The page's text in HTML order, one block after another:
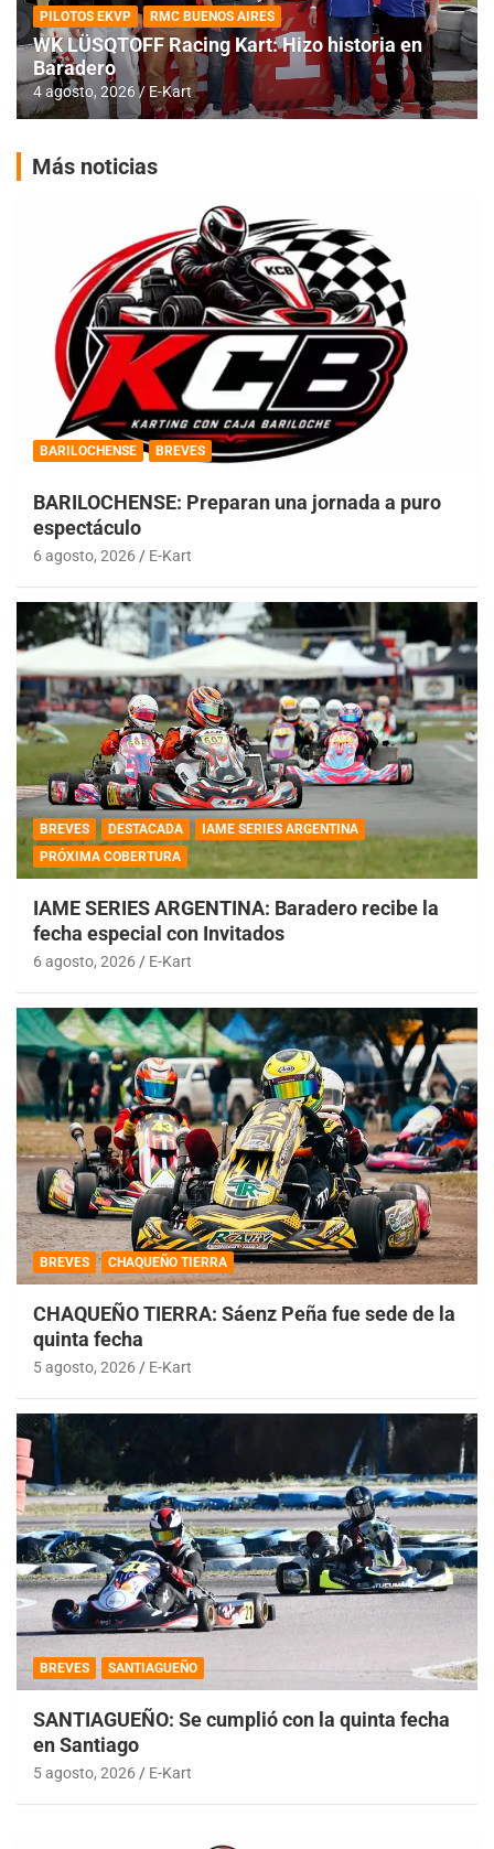
PILOTOS EKVP RMC BUENOS AIRES
WK LÜSQTOFF Racing Kart: Hizo historia en
Baradero
4 agosto, 2026 E-Kart
Más noticias
BARILOCHENSE BREVES
BARILOCHENSE: Preparan una jornada a puro
espectáculo
6 agosto, 2026 E-Kart
BREVES DESTACADA
IAME SERIES ARGENTINA
PRÓXIMA COBERTURA
IAME SERIES ARGENTINA: Baradero recibe la
fecha especial con Invitados
6 agosto, 2026 E-Kart
BREVES CHAQUEÑO TIERRA
CHAQUEÑO TIERRA: Sáenz Peña fue sede de la
quinta fecha
5 agosto, 2026 E-Kart
BREVES SANTIAGUEÑO
SANTIAGUEÑO: Se cumplió con la quinta fecha
en Santiago
5 agosto, 2026 E-Kart